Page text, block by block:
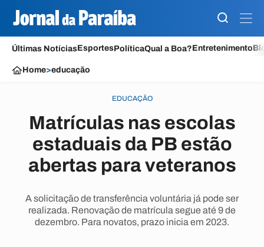
Últimas NotíciasEsportesPolíticaQual a Boa?Entretenimento
Home>educação
EDUCAÇÃO
Matrículas nas escolas
estaduais da PB estão
abertas para veteranos
A solicitação de transferência voluntária já pode ser
realizada. Renovação de matrícula segue até 9 de
dezembro. Para novatos, prazo inicia em 2023.